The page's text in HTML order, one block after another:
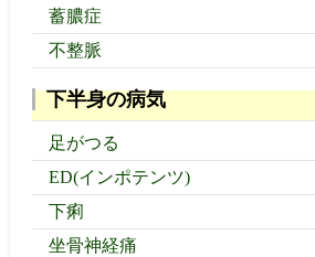
蓄膿症
不整脈
下半身の病気
足がつる
ED(インポテンツ)
下痢
坐骨神経痛